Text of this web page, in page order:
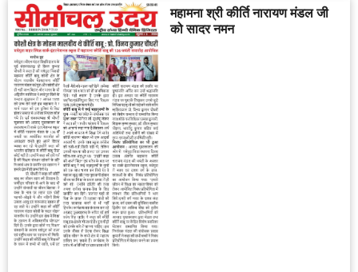
महामना श्री कीर्ति नारायण मंडल जी
को सादर नमन